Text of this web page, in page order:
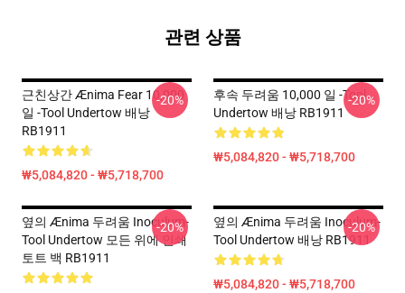
관련 상품
근친상간 Ænima Fear 10,000
일 -tool Undertow 배낭
RB1911
₩5,084,820 - ₩5,718,700
-20%
후속 두려움 10,000 일 -tool
Undertow 배낭 RB1911
₩5,084,820 - ₩5,718,700
-20%
옆의 Ænima 두려움 Inoculum-
Tool Undertow 모든 위에 인쇄
토트 백 RB1911
-20%
옆의 Ænima 두려움 Inoculum-
Tool Undertow 배낭 RB1911
₩5,084,820 - ₩5,718,700
-20%